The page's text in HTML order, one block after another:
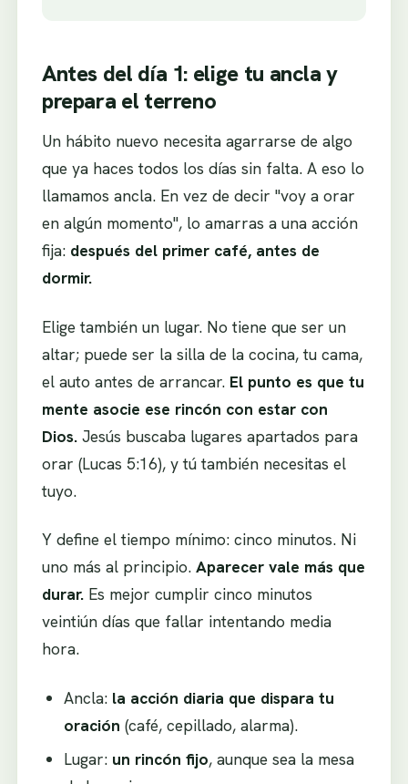
Antes del día 1: elige tu ancla y
prepara el terreno
Un hábito nuevo necesita agarrarse de algo
que ya haces todos los días sin falta. A eso lo
llamamos ancla. En vez de decir "voy a orar
en algún momento", lo amarras a una acción
fija: después del primer café, antes de
dormir.
Elige también un lugar. No tiene que ser un
altar; puede ser la silla de la cocina, tu cama,
el auto antes de arrancar. El punto es que tu
mente asocie ese rincón con estar con
Dios.Jesús buscaba lugares apartados para
orar (Lucas 5:16), y tú también necesitas el
tuyo.
Y define el tiempo mínimo: cinco minutos. Ni
uno más al principio. Aparecer vale más que
durar.Es mejor cumplir cinco minutos
veintiún días que fallar intentando media
hora.
Ancla: la acción diaria que dispara tu
oración (café, cepillado, alarma).
Lugar: un rincón fijo, aunque sea la mesa